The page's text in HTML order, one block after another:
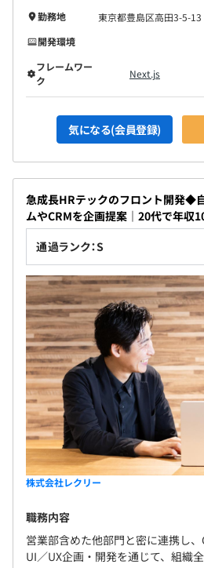
勤務地
東京都豊島区高田3-5-13
開発環境
フレームワー
ク
Next.js
気になる(会員登録)
急成長HRテックのフロント開発◆
ムやCRMを企画提案｜20代で年収
通過ランク：S
株式会社レクリー
職務内容
営業部含めた他部門と密に連携し
UI／UX企画・開発を通じて、組織